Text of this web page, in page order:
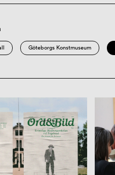
Göteborgs Konstmuseum